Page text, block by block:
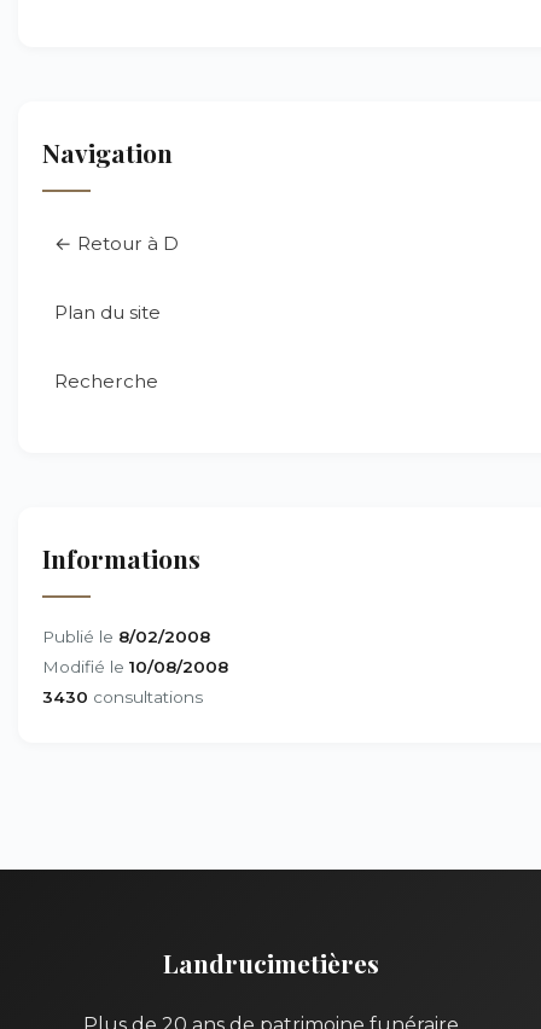
Navigation
← Retour à D
Plan du site
Recherche
Informations
Publié le 8/02/2008
Modifié le 10/08/2008
3430 consultations
Landrucimetières